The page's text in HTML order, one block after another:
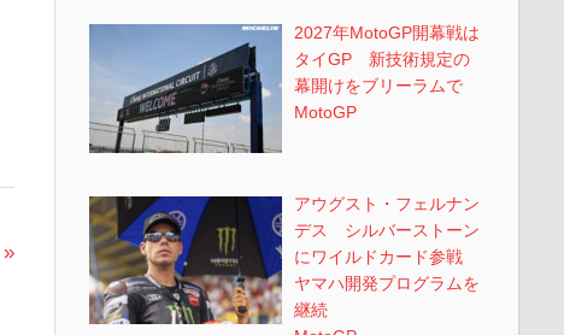
2027年MotoGP開幕戦は
タイGP 新技術規定の
幕開けをブリーラムで
MotoGP
アウグスト・フェルナン
デス シルバーストーン
にワイルドカード参戦
ヤマハ開発プログラムを
継続